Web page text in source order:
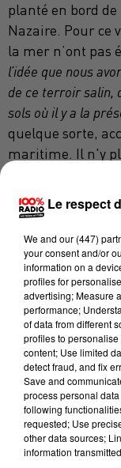
planté en bord
Nazaire. Pour ce
la mer n’ont pas
l’idée que nous
de ce terroir salin,
sols où il y a la
quelque sorte,
maritime. Il n'y
Laurent
à Saint-Nazaire
L’heure de la
Les cuvées
dimanche dans
avec le public.
différents
technique
gustatif. Les
Le respect
We and our (447)
your consent and/or
information on a
profiles for
advertising; Measure
performance;
of data from different
profiles to
content; Use limited
detect fraud, and fix
Save and
process personal
following
requested; Use
other data sources;
information